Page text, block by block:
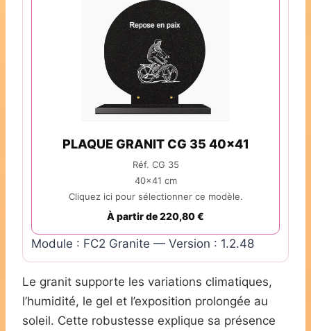
PLAQUE GRANIT CG 35 40x41
Réf. CG 35
40x41 cm
Cliquez ici pour sélectionner ce modèle.
À partir de 220,80 €
Module : FC2 Granite — Version : 1.2.48
Le granit supporte les variations climatiques,
l’humidité, le gel et l’exposition prolongée au
soleil. Cette robustesse explique sa présence